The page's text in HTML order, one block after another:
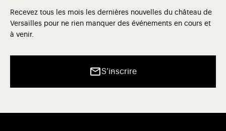
Recevez tous les mois les dernières nouvelles du château de
Versailles pour ne rien manquer des événements en cours et
à venir.
S’inscrire